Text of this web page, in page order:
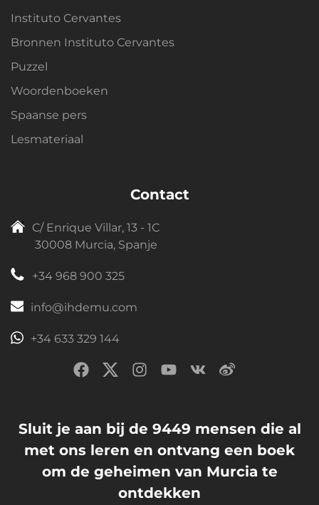
Instituto Cervantes
Bronnen Instituto Cervantes
Puzzel
Woordenboeken
Spaanse pers
Lesmateriaal
Contact
C/ Enrique Villar, 13 - 1C
30008 Murcia, Spanje
+34 968 900 325
info@ihdemu.com
+34 633 329 144
Sluit je aan bij de 9449 mensen die al
met ons leren en ontvang een boek
om de geheimen van Murcia te
ontdekken